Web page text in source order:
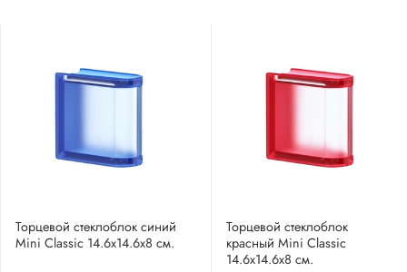
Торцевой стеклоблок синий
Mini Classic 14.6x14.6x8 см.
Торцевой стеклоблок
красный Mini Classic
14.6x14.6x8 см.